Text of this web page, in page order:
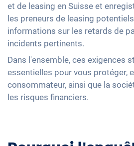
et de leasing en Suisse et
les preneurs de leasing
informations sur les retards de
incidents pertinents.
Dans l'ensemble, ces exigences
essentielles pour vous protéger,
consommateur, ainsi que la
les risques financiers.